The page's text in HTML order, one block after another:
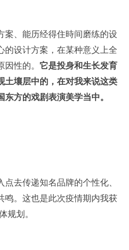
案、能历经得住時间磨练的设
的设计方案，在某种意义上全
性的。 它是投身和生长发育
土壤层中的，在对我来说这类
方的戏剧表演美学当中。
去传递知名品牌的个性化、
鸣。这也是此次疫情期内我获
规划。